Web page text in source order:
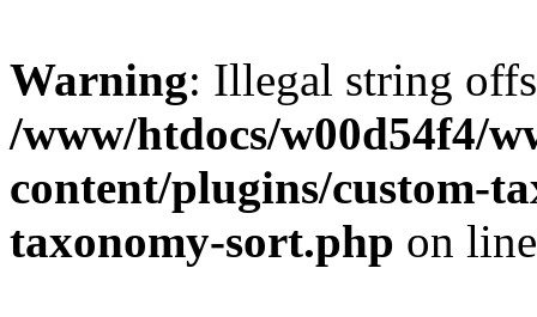
Warning: Illegal string
/www/htdocs/w00d54f4/
content/plugins/custom-
taxonomy-sort.php on